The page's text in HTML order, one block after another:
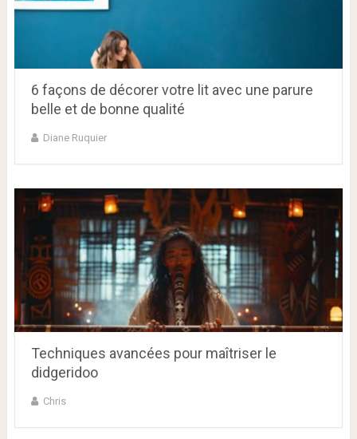
6 façons de décorer votre lit avec une parure
belle et de bonne qualité
Diane Ruquier
Techniques avancées pour maîtriser le
didgeridoo
Chris